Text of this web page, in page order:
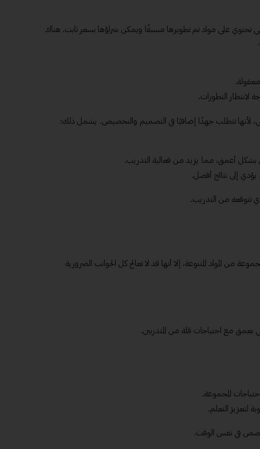
فهي تحتوي على مواد تم تطويرها مسبقًا ويمكن شراؤها بسعر ثابت. هناك
لانتظار التطورات.
لأنها تتطلب جهدًا إضافيًا في التصميم والتخصيص. يشمل ذلك:
أعمق، مما يزيد من فعالية التدريب.
إلى نتائج أفضل.
تتوقعه من التدريب.
من المواد المتنوعة، إلا أنها قد لا تعالج كل الجوانب الضرورية
بعمق مع احتياجات قلة من المتدربين.
المجموعة.
لتعزيز التعلم.
في نفس الوقت.